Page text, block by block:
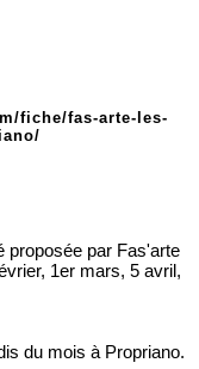
fiche/fas-arte-les-
proposée par Fas'arte
1er mars, 5 avril,
du mois à Propriano.